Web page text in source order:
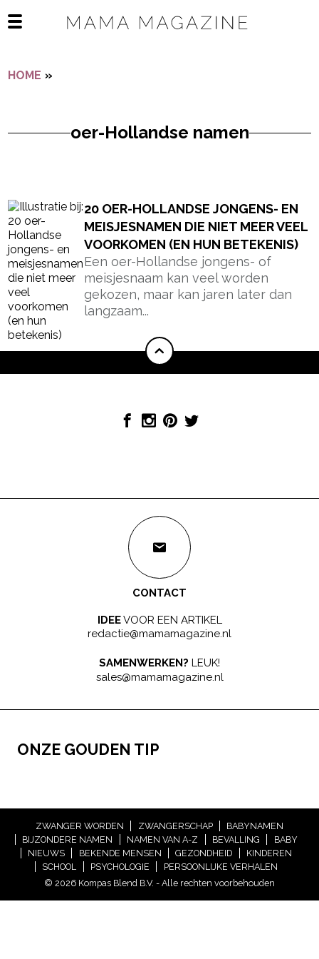
Open het mobiele menu
HOME »
oer-Hollandse namen
20 OER-HOLLANDSE JONGENS- EN
MEISJESNAMEN DIE NIET MEER VEEL
VOORKOMEN (EN HUN BETEKENIS)
Een oer-Hollandse jongens- of
meisjesnaam kan veel worden
gekozen, maar kan jaren later dan
langzaam...
CONTACT
IDEEVOOR EEN ARTIKEL
redactie@mamamagazine.nl
SAMENWERKEN? LEUK!
sales@mamamagazine.nl
ONZE GOUDEN TIP
ZWANGER WORDEN ZWANGERSCHAP
BABYNAMEN
BIJZONDERE NAMEN
NAMEN VAN A-Z BEVALLING
BABY
NIEUWS
BEKENDE MENSEN GEZONDHEID
KINDEREN
SCHOOL
PSYCHOLOGIE
PERSOONLIJKE VERHALEN
© 2026 Kompas Blend B.V. - Alle rechten voorbehouden